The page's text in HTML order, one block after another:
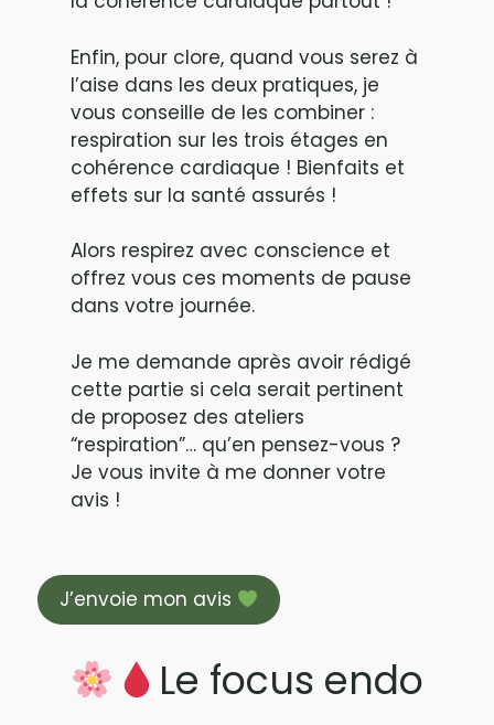
Enfin, pour clore, quand vous serez à
l’aise dans les deux pratiques, je
vous conseille de les combiner :
respiration sur les trois étages en
cohérence cardiaque ! Bienfaits et
effets sur la santé assurés !
Alors respirez avec conscience et
offrez vous ces moments de pause
dans votre journée.
Je me demande après avoir rédigé
cette partie si cela serait pertinent
de proposez des ateliers
“respiration”… qu’en pensez-vous ?
Je vous invite à me donner votre
avis !
J’envoie mon avis
Le focus endo